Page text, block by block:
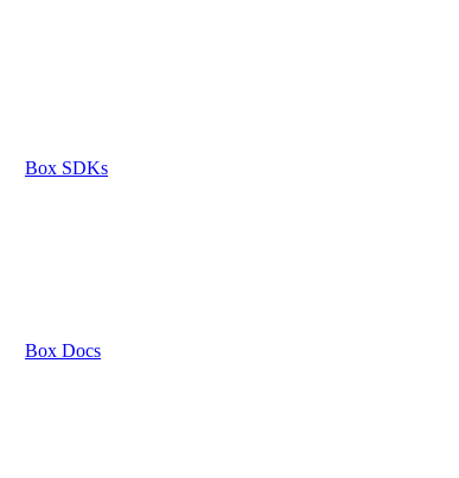
Box SDKs
Box Docs